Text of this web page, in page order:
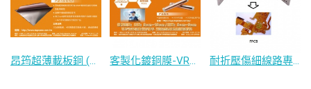
昂筠超薄載板銅 (附載體可撕型超薄銅箔) 客製化鍍銅膜-VR設備輕量化材料 耐折壓傷細線路專用FCCL